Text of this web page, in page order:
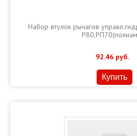
Набор втулок рычагов
92.46 руб.
Купить